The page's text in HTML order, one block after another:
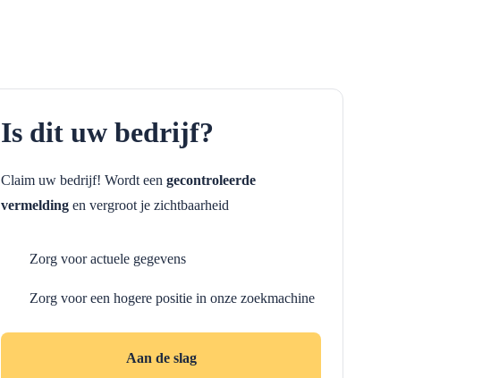
Is dit uw bedrijf?
Claim uw bedrijf! Wordt een gecontroleerde
vermelding en vergroot je zichtbaarheid
Zorg voor actuele gegevens
Zorg voor een hogere positie in onze zoekmachine
Aan de slag